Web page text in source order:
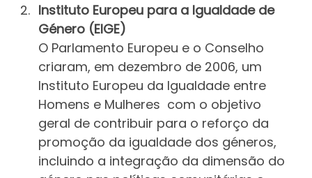
Instituto Europeu para a Igualdade de
Género (EIGE)
O Parlamento Europeu e o Conselho
criaram, em dezembro de 2006, um
Instituto Europeu da Igualdade entre
Homens e Mulheres com o objetivo
geral de contribuir para o reforço da
promoção da igualdade dos géneros,
incluindo a integração da dimensão do